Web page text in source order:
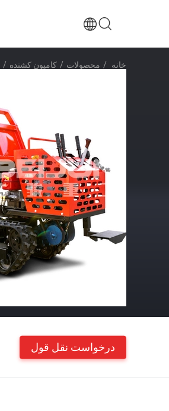
خانه / محصولات / کامیون کشنده /
درخواست نقل قول